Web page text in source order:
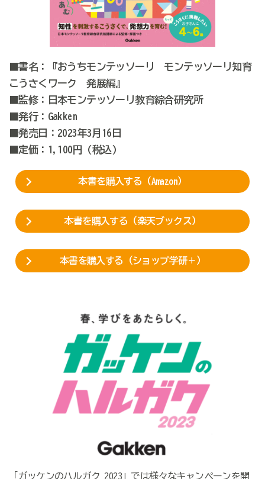
■書名：『おうちモンテッソーリ モンテッソーリ知育
こうさくワーク 発展編』
■監修：日本モンテッソーリ教育綜合研究所
■発行：Gakken
■発売日：2023年3月16日
■定価：1,100円 (税込)
本書を購入する（Amazon）
本書を購入する（楽天ブックス）
本書を購入する（ショップ学研＋）
「ガッケンのハルガク 2023」では様々なキャンペーンを開